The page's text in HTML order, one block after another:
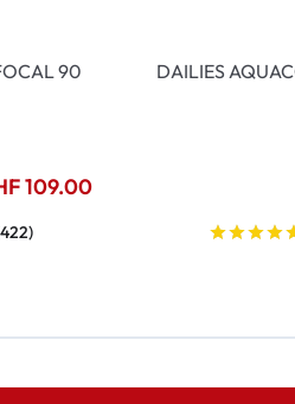
90
109.00
DAILIES